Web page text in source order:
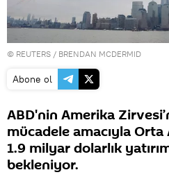
© REUTERS / BRENDAN MCDERMID
Abone ol
ABD'nin Amerika
mücadele amacıyla
1.9 milyar dolarlık
bekleniyor.